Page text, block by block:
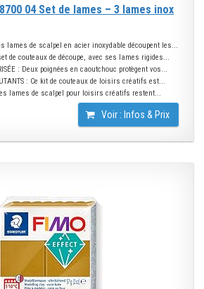
8700 04 Set de lames – 3 lames inox
lames de scalpel en acier inoxydable découpent les...
set de couteaux de découpe, avec ses lames rigides...
: Deux poignées en caoutchouc protègent vos...
: Ce kit de couteaux de loisirs créatifs est...
lames de scalpel pour loisirs créatifs restent...
Voir : Infos & Prix